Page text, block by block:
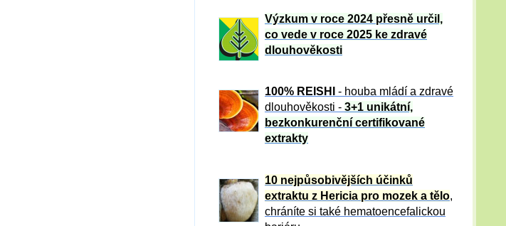
Výzkum v roce 2024 přesně určil,
co vede v roce 2025 ke zdravé
dlouhověkosti
100% REISHI
- houba mládí a zdravé
dlouhověkosti - 3+1 unikátní,
bezkonkurenční certifikované
extrakty
10 nejpůsobivějších účinků
extraktu z Hericia pro mozek a tělo,
chráníte si také hematoencefalickou